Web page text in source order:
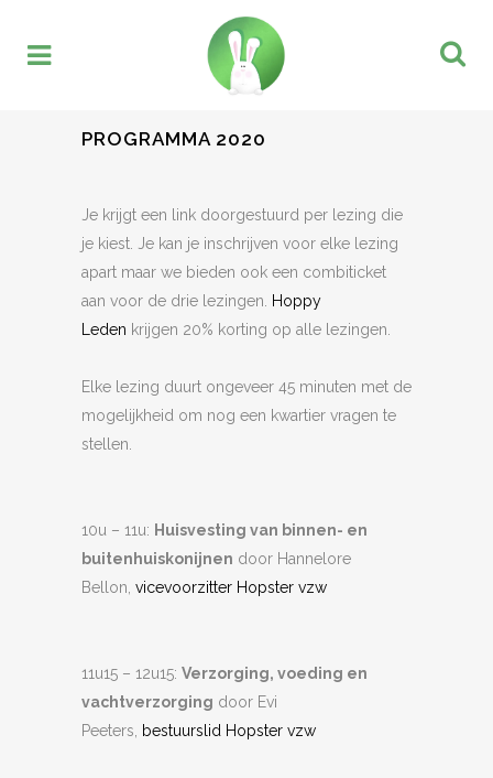
PROGRAMMA 2020
Je krijgt een link doorgestuurd per lezing die
je kiest. Je kan je inschrijven voor elke lezing
apart maar we bieden ook een combiticket
aan voor de drie lezingen.
Hoppy
Leden krijgen 20% korting op alle lezingen.
Elke lezing duurt ongeveer 45 minuten met de
mogelijkheid om nog een kwartier vragen te
stellen.
10u – 11u: Huisvesting van binnen- en
buitenhuiskonijnen door Hannelore
Bellon, vicevoorzitter Hopster vzw
11u15 – 12u15: Verzorging, voeding en
vachtverzorging door Evi
Peeters,
bestuurslid Hopster vzw